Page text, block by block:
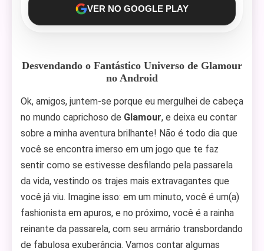
VER NO GOOGLE PLAY
Desvendando o Fantástico Universo de Glamour
no Android
Ok, amigos, juntem-se porque eu mergulhei de cabeça
no mundo caprichoso de Glamour, e deixa eu contar
sobre a minha aventura brilhante! Não é todo dia que
você se encontra imerso em um jogo que te faz
sentir como se estivesse desfilando pela passarela
da vida, vestindo os trajes mais extravagantes que
você já viu. Imagine isso: em um minuto, você é um(a)
fashionista em apuros, e no próximo, você é a rainha
reinante da passarela, com seu armário transbordando
de fabulosa exuberância. Vamos contar algumas